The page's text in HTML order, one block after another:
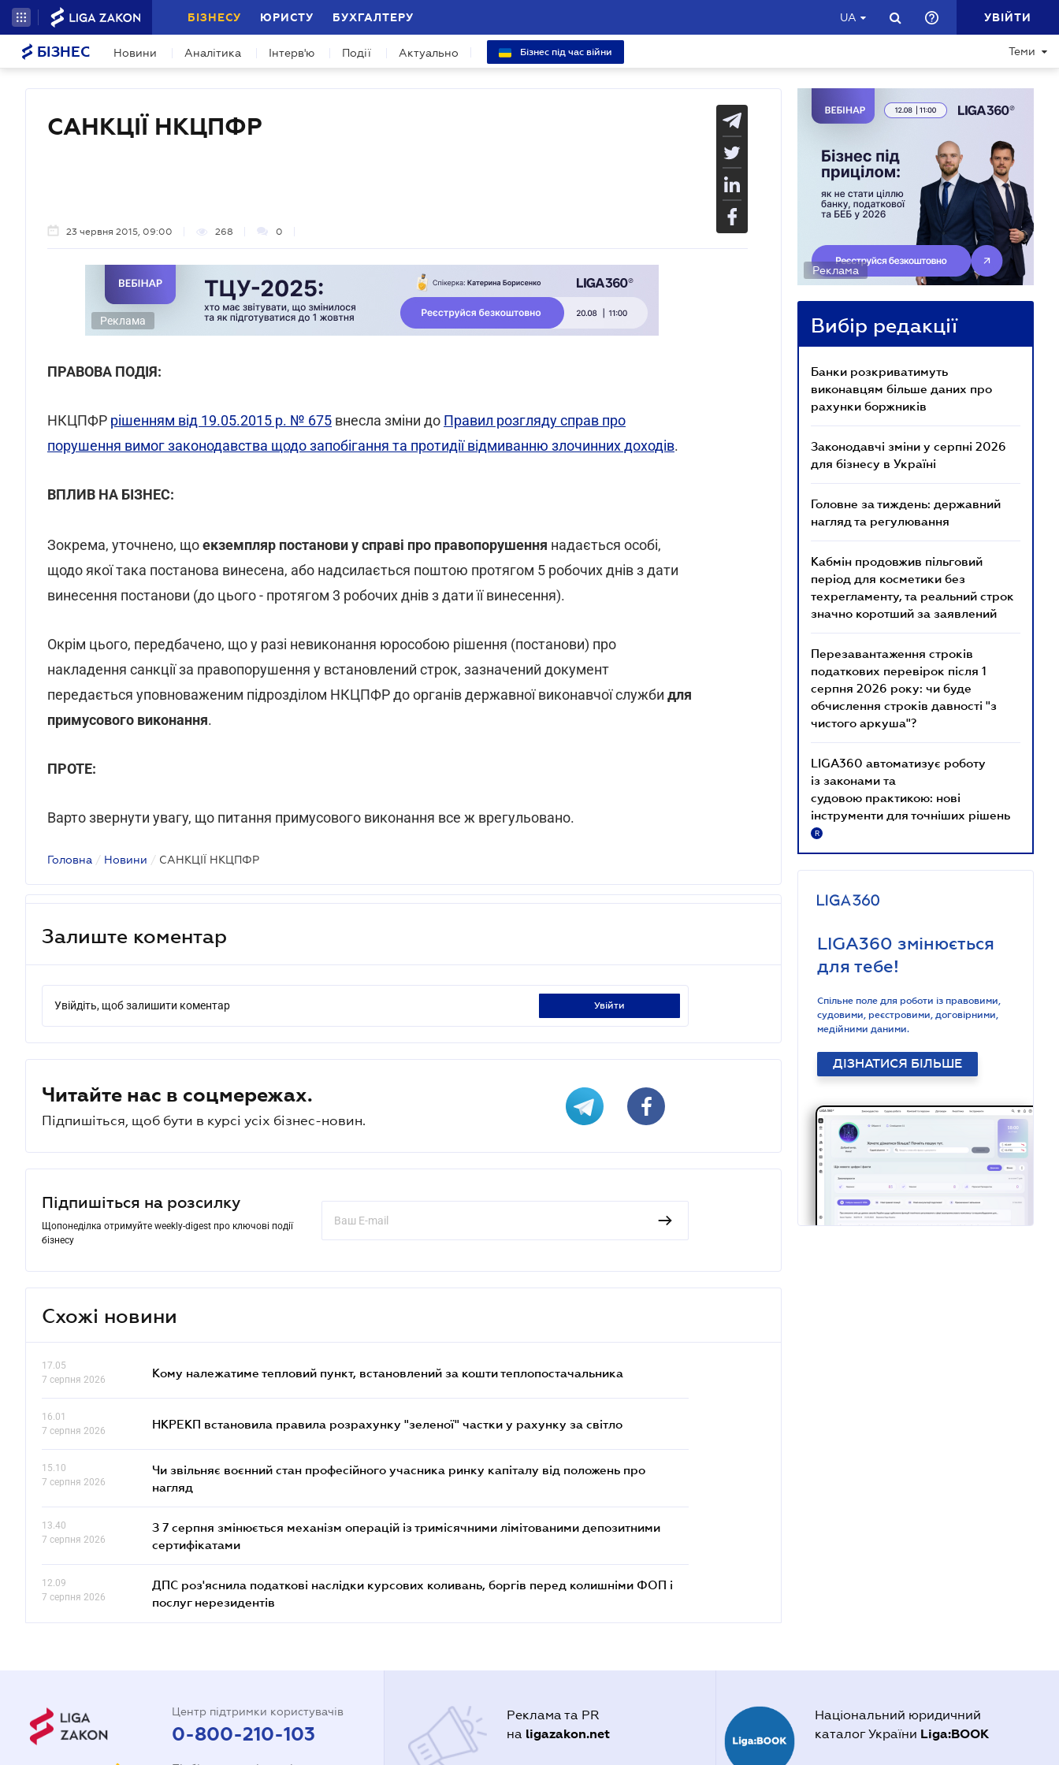
БІЗНЕСУ ЮРИСТУ БУХГАЛТЕРУ UA УВІЙТИ
БІЗНЕС Новини Аналітика Інтерв'ю Події Актуально Бізнес під час війни Теми
САНКЦІЇ НКЦПФР
23 червня 2015, 09:00 268 0
Реклама
ПРАВОВА ПОДІЯ:
НКЦПФР рішенням від 19.05.2015 р. № 675 внесла зміни до Правил розгляду справ про
порушення вимог законодавства щодо запобігання та протидії відмиванню злочинних доходів.
ВПЛИВ НА БІЗНЕС:
Зокрема, уточнено, щоекземпляр постанови у справі про правопорушення надається особі,
щодо якої така постанова винесена, або надсилається поштою протягом 5 робочих днів з дати
винесення постанови (до цього - протягом 3 робочих днів з дати її винесення).
Окрім цього, передбачено, що у разі невиконання юрособою рішення (постанови) про
накладення санкції за правопорушення у встановлений строк, зазначений документ
передається уповноваженим підрозділом НКЦПФР до органів державної виконавчої служби для
примусового виконання.
ПРОТЕ:
Варто звернути увагу, що питання примусового виконання все ж врегульовано.
Головна / Новини / САНКЦІЇ НКЦПФР
Залиште коментар
Увійдіть, щоб залишити коментар увійти
Читайте нас в соцмережах.
Підпишіться, щоб бути в курсі усіх бізнес-новин.
Підпишіться на розсилку
Щопонеділка отримуйте weekly-digest про ключові події
бізнесу
Схожі новини
17.05
7 серпня 2026
Кому належатиме тепловий пункт, встановлений за кошти теплопостачальника
16.01
7 серпня 2026
НКРЕКП встановила правила розрахунку "зеленої" частки у рахунку за світло
15.10
7 серпня 2026
Чи звільняє воєнний стан професійного учасника ринку капіталу від положень про
нагляд
13.40
7 серпня 2026
З 7 серпня змінюється механізм операцій із тримісячними лімітованими депозитними
сертифікатами
12.09
7 серпня 2026
ДПС роз'яснила податкові наслідки курсових коливань, боргів перед колишніми ФОП і
послуг нерезидентів
Реклама
Вибір редакції
Банки розкриватимуть
виконавцям більше даних про
рахунки боржників
Законодавчі зміни у серпні 2026
для бізнесу в Україні
Головне за тиждень: державний
нагляд та регулювання
Кабмін продовжив пільговий
період для косметики без
техрегламенту, та реальний строк
значно коротший за заявлений
Перезавантаження строків
податкових перевірок після 1
серпня 2026 року: чи буде
обчислення строків давності "з
чистого аркуша"?
LIGA360 автоматизує роботу
із законами та
судовою практикою: нові
інструменти для точніших рішень
R
LIGA360 змінюється
для тебе!
Спільне поле для роботи із правовими,
судовими, реєстровими, договірними,
медійними даними.
ДІЗНАТИСЯ БІЛЬШЕ
Центр підтримки користувачів
0-800-210-103
Реклама та PR
на ligazakon.net
Національний юридичний
каталог України Liga:BOOK